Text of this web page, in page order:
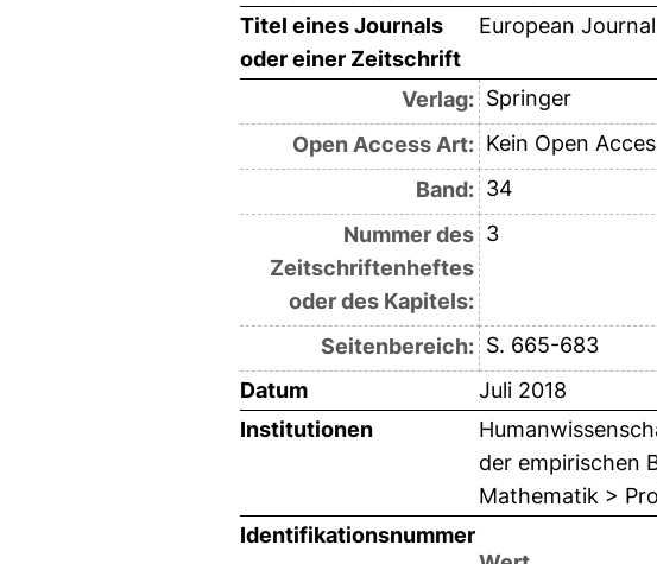
Titel eines Journals
oder einer Zeitschrift
European
Verlag: Springer
Open Access Art: Kein Open
Band: 34
Nummer des
Zeitschriftenheftes
oder des Kapitels:
3
Seitenbereich: S. 665-683
Datum
Juli 2018
Institutionen
der empirischen
Mathematik >
Identifikationsnummer